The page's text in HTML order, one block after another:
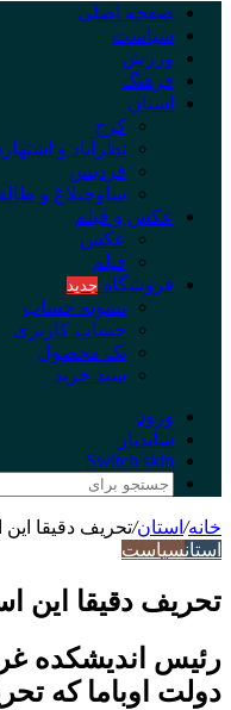
صفحه اصلی
سیاست
ورزش
فرهنگ
استان
کرج
نظرآباد و
فردیس
ساوجبلاغ و
عکس و فیلم
عکس
فیلم
فروشگاه جدید
تسویه حساب
حساب کاربری
تک محصول
سبد خرید
ورود
سایدبار
Switch skin
خانه/ استان/تحریف دقیقا
استانسیاست
تحریف دقیقا این
رئیس اندیشکده
دولت اوباما که